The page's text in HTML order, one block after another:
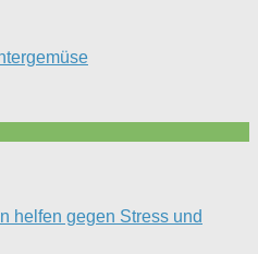
helfen gegen Stress und